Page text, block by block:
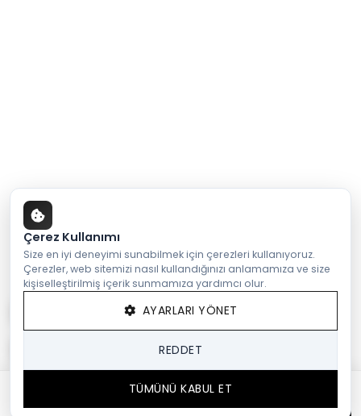
2.788,50 TL
Çerez Kullanımı
Size en iyi deneyimi sunabilmek için çerezleri kullanıyoruz.
Çerezler, web sitemizi nasıl kullandığınızı anlamamıza ve size
kişiselleştirilmiş içerik sunmamıza yardımcı olur.
AYARLARI YÖNET
REDDET
TÜMÜNÜ KABUL ET